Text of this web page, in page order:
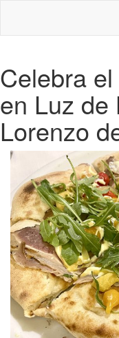
Celebra
en Luz de
Lorenzo